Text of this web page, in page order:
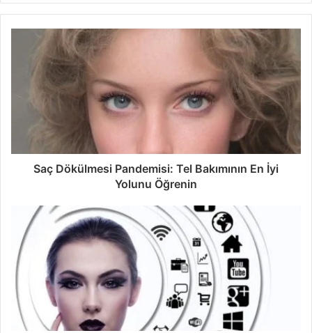
Saç Dökülmesi Pandemisi: Tel Bakımının En İyi
Yolunu Öğrenin